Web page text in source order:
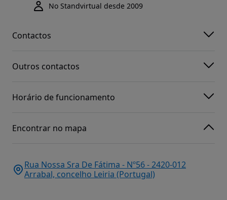
No Standvirtual desde 2009
Contactos
Outros contactos
Horário de funcionamento
Encontrar no mapa
Rua Nossa Sra De Fátima - Nº56 - 2420-012
Arrabal, concelho Leiria (Portugal)